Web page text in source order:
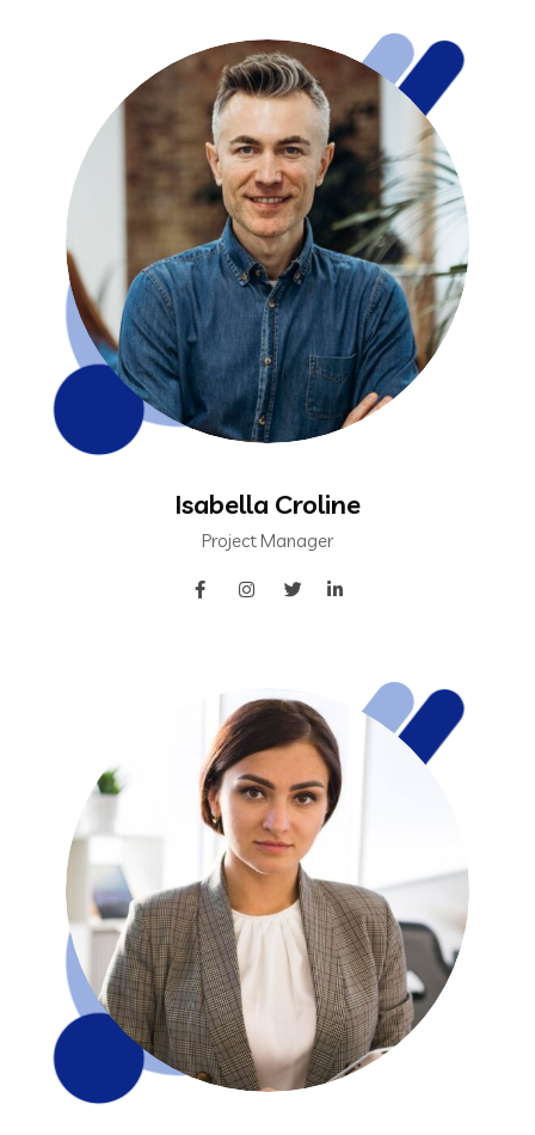
Isabella Croline
Project Manager